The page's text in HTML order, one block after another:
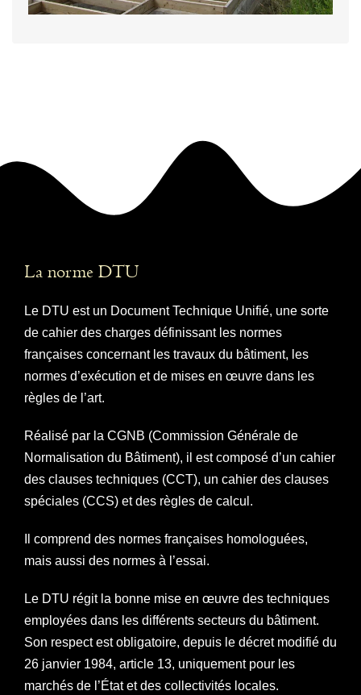
La norme DTU
Le DTU est un Document Technique Unifié, une sorte
de cahier des charges définissant les normes
françaises concernant les travaux du bâtiment, les
normes d’exécution et de mises en œuvre dans les
règles de l’art.
Réalisé par la CGNB (Commission Générale de
Normalisation du Bâtiment), il est composé d’un cahier
des clauses techniques (CCT), un cahier des clauses
spéciales (CCS) et des règles de calcul.
Il comprend des normes françaises homologuées,
mais aussi des normes à l’essai.
Le DTU régit la bonne mise en œuvre des techniques
employées dans les différents secteurs du bâtiment.
Son respect est obligatoire, depuis le décret modifié du
26 janvier 1984, article 13, uniquement pour les
marchés de l’État et des collectivités locales.